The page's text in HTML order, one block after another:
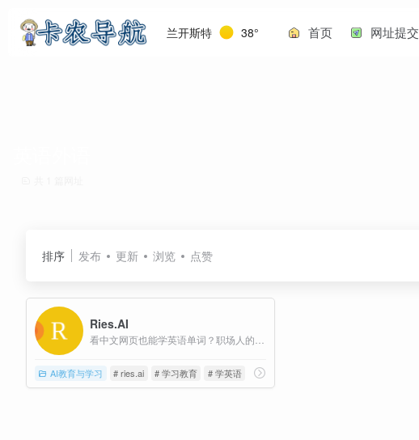
兰开斯特 38° 首页 网址提交
排序 发布 更新 浏览 点赞
Ries.AI
AI教育与学习 # ries.ai # 学习教育 # 学英语